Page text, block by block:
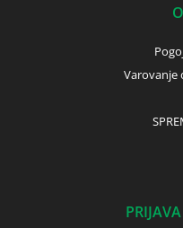
Varovanje